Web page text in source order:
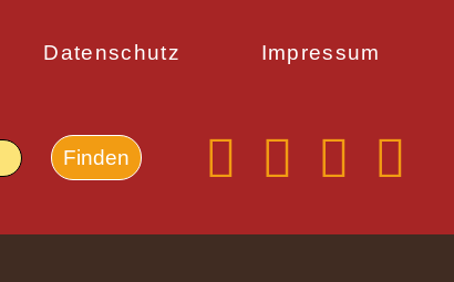
Datenschutz Impressum